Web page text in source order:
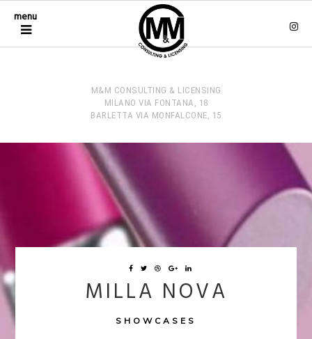
M&M CONSULTING & LICENSING
MILANO VIA FONTANA, 18
BARLETTA VIA MONFALCONE, 15
menu
MILLA NOVA
SHOWCASES